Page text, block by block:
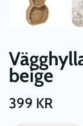
beige
399 KR